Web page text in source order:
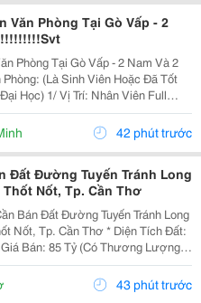
Văn Phòng Tại Gò Vấp - 2
Phòng Tại Gò Vấp - 2 Nam Và 2
Nhân Viên Full
Ngày, Và Hưởng Các Ngày...42 phút trước
Đất Đường Tuyến Tránh Long
Nốt, Tp. Cần Thơ
Bán Đất Đường Tuyến Tránh Long
Cần Thơ * Diện Tích Đất:
Bán: 85 Tỷ (Có Thương Lượng).
Mặt Tiền Rộng 40M, 16.100 M2
* Vị Trí: Mặt...
43 phút trước